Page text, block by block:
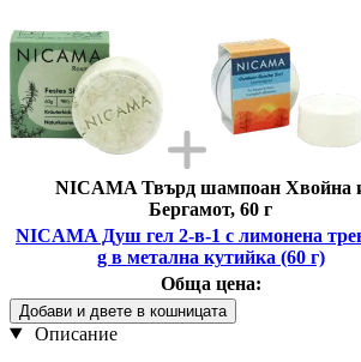
NICAMA Твърд шампоан Хвойна
Бергамот, 60 г
NICAMA Душ гел 2-в-1 с лимонена
g в метална кутийка (60 г)
Обща цена:
Добави и двете в кошницата
Описание